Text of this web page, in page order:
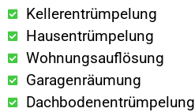
Kellerentrümpelung
Hausentrümpelung
Wohnungsauflösung
Garagenräumung
Dachbodenentrümpelung